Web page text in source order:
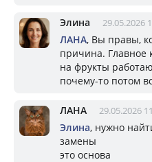
Элина 29.05.2026
ЛАНА, Вы правы,
причина. Главное
на фрукты
почему-то потом
ЛАНА 29.05.2026
Элина, нужно
замены
это основа